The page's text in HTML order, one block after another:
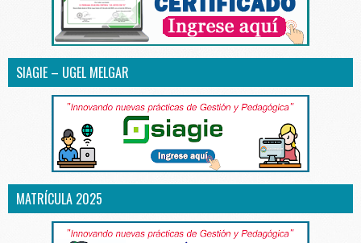
SIAGIE – UGEL MELGAR
MATRÍCULA 2025